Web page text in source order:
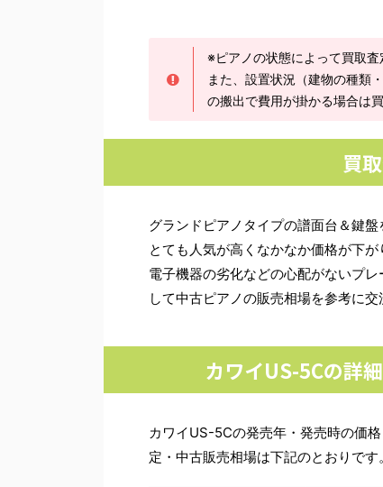
※ピアノの状態によって買取査
また、設置状況（建物の種類
の搬出で費用が掛かる場合は
買
グランドピアノタイプの譜面台＆鍵
とても人気が高くなかなか価格が下が
電子機器の劣化などの心配がないプ
して中古ピアノの販売相場を参考に交
カワイUS-5Cの詳
カワイUS-5Cの発売年・発売時の価
定・中古販売相場は下記のとおりです。